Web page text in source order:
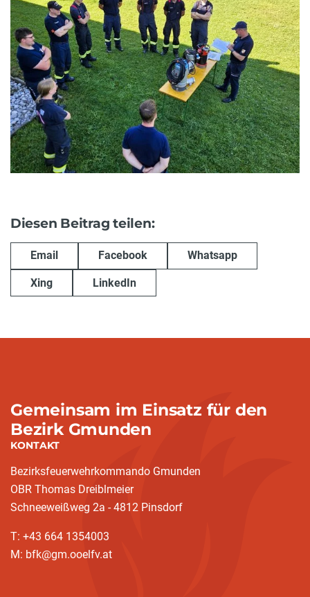
Diesen Beitrag teilen:
Email Facebook Whatsapp
Xing LinkedIn
Gemeinsam im Einsatz für den
Bezirk Gmunden
KONTAKT
Bezirksfeuerwehrkommando Gmunden
OBR Thomas Dreiblmeier
Schneeweißweg 2a - 4812 Pinsdorf
T: +43 664 1354003
M: bfk@gm.ooelfv.at